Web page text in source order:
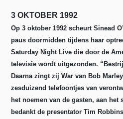
3 OKTOBER 1992
Op 3 oktober 1992 scheurt Sinead
paus doormidden tijdens haar
Saturday Night Live die door de
televisie wordt uitgezonden.
Daarna zingt zij War van Bob
zesduizend telefoontjes van
het noemen van de gasten, aan
bedankt de presentator Tim